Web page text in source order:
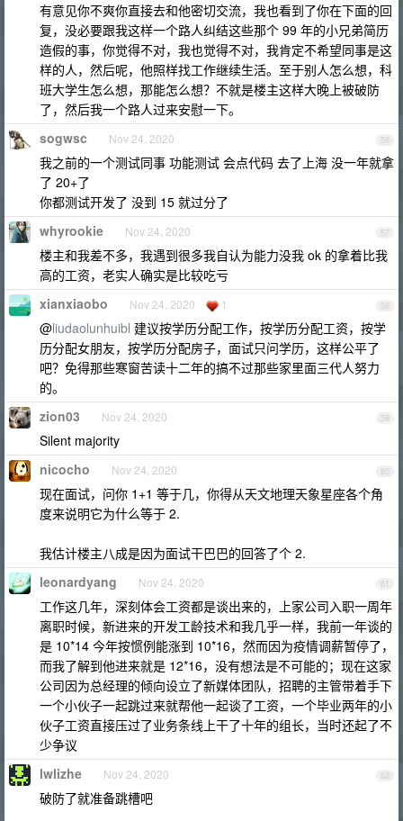
有意见你不爽你直接去和他密切交流，我也看到了你在下面的回
复，没必要跟我这样一个路人纠结这些那个 99 年的小兄弟简历
造假的事，你觉得不对，我也觉得不对，我肯定不希望同事是这
样的人，然后呢，他照样找工作继续生活。至于别人怎么想，科
班大学生怎么想，那能怎么想？不就是楼主这样大晚上被破防
了，然后我一个路人过来安慰一下。
56
sogwsc Nov 24, 2020
我之前的一个测试同事 功能测试 会点代码 去了上海 没一年就拿
了 20+了
你都测试开发了 没到 15 就过分了
57
whyrookie Nov 24, 2020
楼主和我差不多，我遇到很多我自认为能力没我 ok 的拿着比我
高的工资，老实人确实是比较吃亏
58
xianxiaobo Nov 24, 2020 1
@liudaolunhuibl 建议按学历分配工作，按学历分配工资，按学
历分配女朋友，按学历分配房子，面试只问学历，这样公平了
吧？免得那些寒窗苦读十二年的搞不过那些家里面三代人努力
的。
59
zion03 Nov 24, 2020
Silent majority
60
nicocho Nov 24, 2020
现在面试，问你 1+1 等于几，你得从天文地理天象星座各个角
度来说明它为什么等于 2.
我估计楼主八成是因为面试干巴巴的回答了个 2.
61
leonardyang Nov 24, 2020
工作这几年，深刻体会工资都是谈出来的，上家公司入职一周年
离职时候，新进来的开发工龄技术和我几乎一样，我前一年谈的
是 10*14 今年按惯例能涨到 10*16，然而因为疫情调薪暂停了，
而我了解到他进来就是 12*16，没有想法是不可能的；现在这家
公司因为总经理的倾向设立了新媒体团队，招聘的主管带着手下
一个小伙子一起跳过来就帮他一起谈了工资，一个毕业两年的小
伙子工资直接压过了业务条线上干了十年的组长，当时还起了不
少争议
62
lwlizhe Nov 24, 2020
破防了就准备跳槽吧